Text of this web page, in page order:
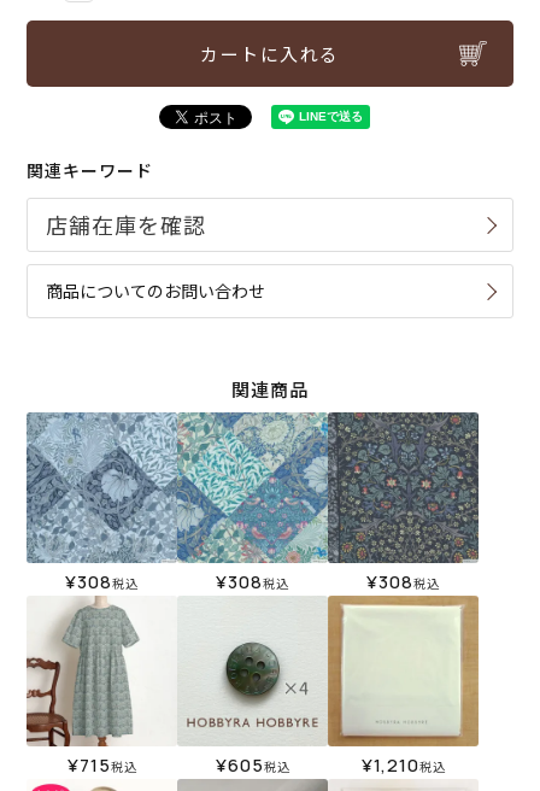
カートに入れる
関連キーワード
商品についてのお問い合わせ
関連商品
¥308税込 ¥308税込 ¥308税込
¥715税込 ¥605税込 ¥1,210税込